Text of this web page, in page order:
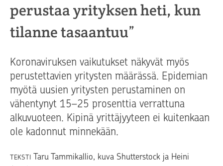
perustaa yrityksen heti, kun
tilanne tasaantuu”
Koronaviruksen vaikutukset näkyvät myös
perustettavien yritysten määrässä. Epidemian
myötä uusien yritysten perustaminen on
vähentynyt 15–25 prosenttia verrattuna
alkuvuoteen. Kipinä yrittäjyyteen ei kuitenkaan
ole kadonnut minnekään.
TEKSTI Taru Tammikallio, kuva Shutterstock ja Heini